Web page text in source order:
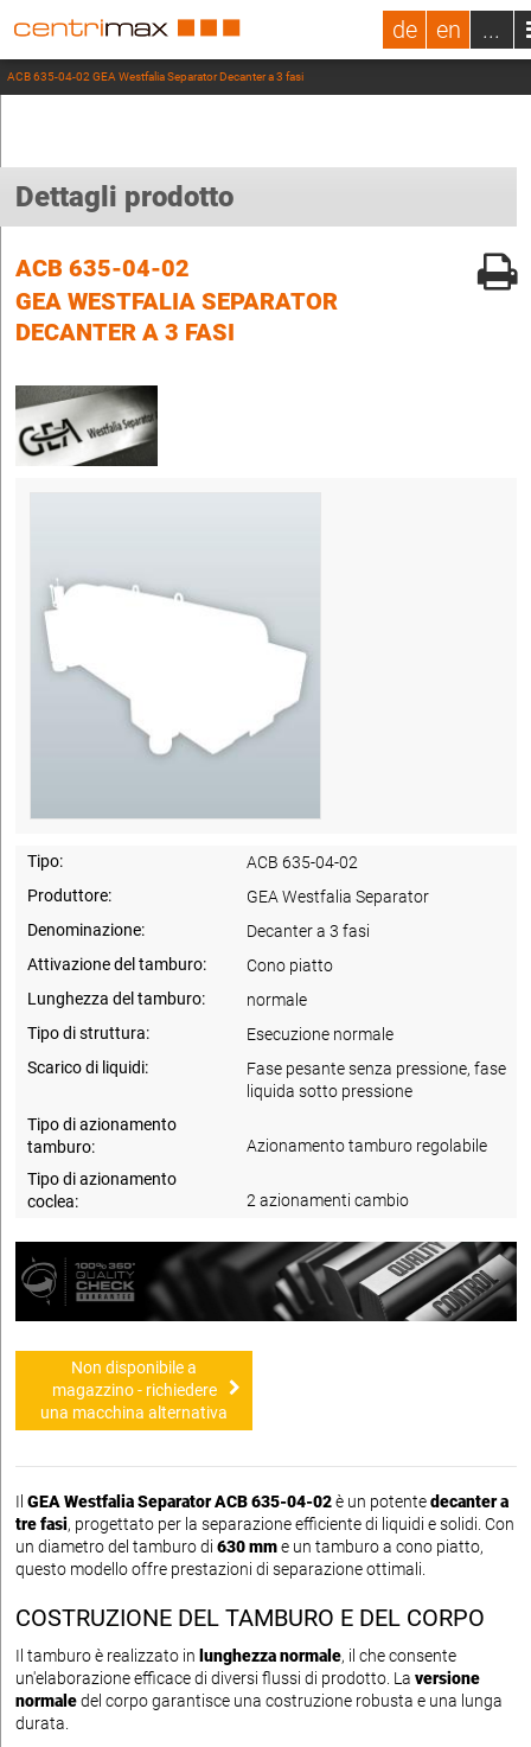
de en ...
ACB 635-04-02 GEA Westfalia Separator Decanter a 3 fasi
Dettagli prodotto
ACB 635-04-02
GEA WESTFALIA SEPARATOR
DECANTER A 3 FASI
Tipo:
ACB 635-04-02
Produttore:
GEA Westfalia Separator
Denominazione:
Decanter a 3 fasi
Attivazione del tamburo:
Cono piatto
Lunghezza del tamburo:
normale
Tipo di struttura:
Esecuzione normale
Scarico di liquidi:
Fase pesante senza pressione, fase
liquida sotto pressione
Tipo di azionamento
tamburo:
Azionamento tamburo regolabile
Tipo di azionamento
coclea:
2 azionamenti cambio
Non disponibile a
magazzino - richiedere
una macchina alternativa
Il GEA Westfalia Separator ACB 635-04-02è un potentedecanter a
tre fasi, progettato per la separazione efficiente di liquidi e solidi. Con
un diametro del tamburo di 630 mme un tamburo a cono piatto,
questo modello offre prestazioni di separazione ottimali.
COSTRUZIONE DEL TAMBURO E DEL CORPO
Il tamburo è realizzato in lunghezza normale, il che consente
un'elaborazione efficace di diversi flussi di prodotto. La versione
normaledel corpo garantisce una costruzione robusta e una lunga
durata.